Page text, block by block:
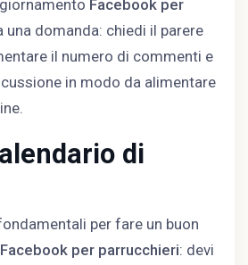
Facebook per
una domanda: chiedi il parere
il numero di commenti e
in modo da alimentare
di
per fare un buon
Facebook per parrucchieri: devi